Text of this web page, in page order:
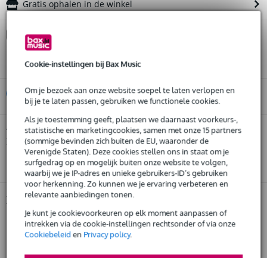
Cookie-instellingen bij Bax Music
Om je bezoek aan onze website soepel te laten verlopen en
bij je te laten passen, gebruiken we functionele cookies.
Als je toestemming geeft, plaatsen we daarnaast voorkeurs-,
statistische en marketingcookies, samen met onze 15 partners
(sommige bevinden zich buiten de EU, waaronder de
Verenigde Staten). Deze cookies stellen ons in staat om je
surfgedrag op en mogelijk buiten onze website te volgen,
waarbij we je IP-adres en unieke gebruikers-ID’s gebruiken
voor herkenning. Zo kunnen we je ervaring verbeteren en
relevante aanbiedingen tonen.
Je kunt je cookievoorkeuren op elk moment aanpassen of
intrekken via de cookie-instellingen rechtsonder of via onze
Cookiebeleiden Privacy policy.
Gratis ophalen in de winkel
Kies nu voor 2 jaar extra Bax Music garantie en meer
voordelen
€ 57,75 eenmalig
Huur dit product
Huur dit product al vanaf 83 euro per maand
Huur meerdere producten tegelijk: min. € 300,- en max.
€ 2.500,-
Gratisthuisbezorgd of op te halen in de winkel
Al na 4 maanden maandelijks opzegbaar
De mogelijkheid om je product(en) met korting te kopen
Snelle vervanging door Bax Music bij een defect
Huur dit product
Twijfel je of deAKG K812 open hoofdtelefoonbij je past?
Doe de check.
Start de check
Productinformatie
AKG K812
studio-hoofdtelefoon
open, over-ear ontwerp